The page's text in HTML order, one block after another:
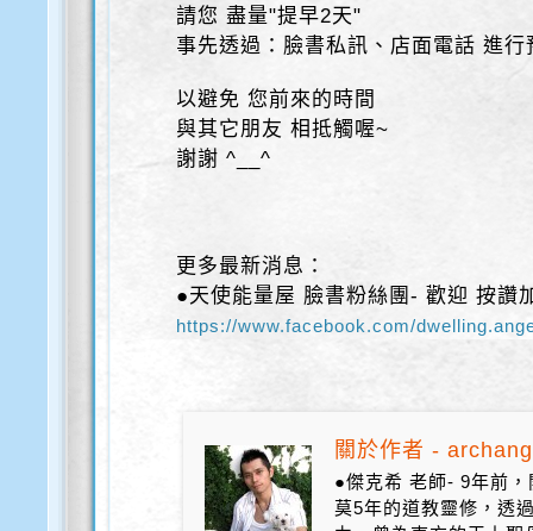
請您 盡量"提早2天"
事先透過：臉書私訊、店面電話 進行
以避免 您前來的時間
與其它朋友 相抵觸喔~
謝謝 ^__^
更多最新消息：
●天使能量屋 臉書粉絲團- 歡迎 按讚
https://www.facebook.com/
關於作者 -
●傑克希 老師- 9年前
莫5年的道教靈修，透